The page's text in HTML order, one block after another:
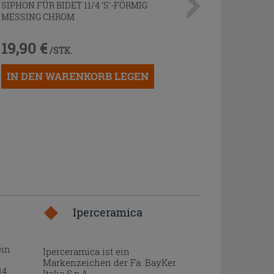
SIPHON FÜR BIDET 11/4 'S'-FÖRMIG
MESSING CHROM
19,90 € /STK.
IN DEN WARENKORB LEGEN
Iperceramica
Iperceramica ist ein
Markenzeichen der Fa. BayKer